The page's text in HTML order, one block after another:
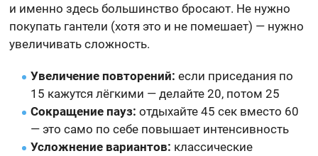
и именно здесь большинство бросают. Не нужно
покупать гантели (хотя это и не помешает) — нужно
увеличивать сложность.
Увеличение повторений: если приседания по
15 кажутся лёгкими — делайте 20, потом 25
Сокращение пауз: отдыхайте 45 сек вместо 60
— это само по себе повышает интенсивность
Усложнение вариантов: классические